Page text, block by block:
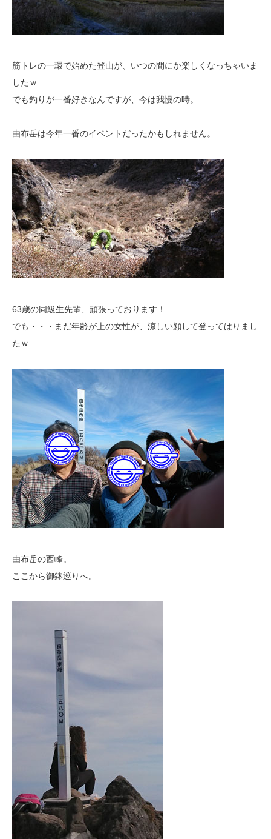
筋トレの一環で始めた登山が、いつの間にか楽しくなっちゃいま
したｗ
でも釣りが一番好きなんですが、今は我慢の時。
由布岳は今年一番のイベントだったかもしれません。
63歳の同級生先輩、頑張っております！
でも・・・まだ年齢が上の女性が、涼しい顔して登ってはりまし
たｗ
由布岳の西峰。
ここから御鉢巡りへ。